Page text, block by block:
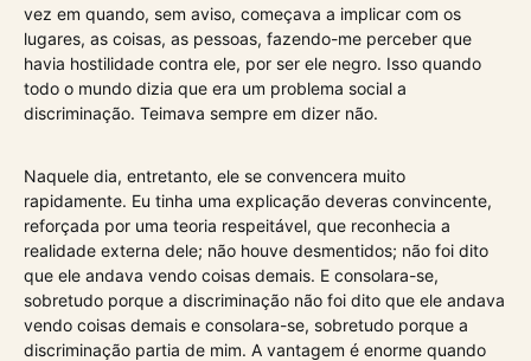
vez em quando, sem aviso, começava a implicar com os
lugares, as coisas, as pessoas, fazendo-me perceber que
havia hostilidade contra ele, por ser ele negro. Isso quando
todo o mundo dizia que era um problema social a
discriminação. Teimava sempre em dizer não.
Naquele dia, entretanto, ele se convencera muito
rapidamente. Eu tinha uma explicação deveras convincente,
reforçada por uma teoria respeitável, que reconhecia a
realidade externa dele; não houve desmentidos; não foi dito
que ele andava vendo coisas demais. E consolara-se,
sobretudo porque a discriminação não foi dito que ele andava
vendo coisas demais e consolara-se, sobretudo porque a
discriminação partia de mim. A vantagem é enorme quando